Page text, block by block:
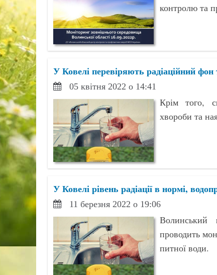
контролю та
У Ковелі перевіряють радіаційний фон
05 квітня 2022 о 14:41
Крім того,
хвороби та
У Ковелі рівень радіації в нормі,
11 березня 2022 о 19:06
Волинський
проводить
питної води.